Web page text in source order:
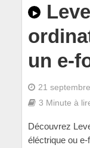
un e-
21
3 Minute à
Découvrez
éléctrique ou